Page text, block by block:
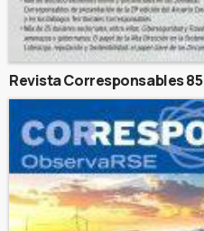
Revista Corresponsables 85